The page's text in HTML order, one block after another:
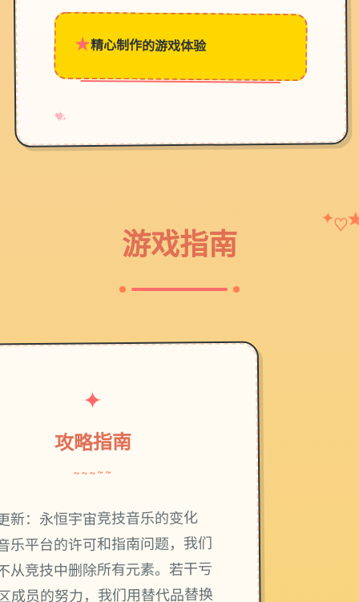
★精心制作的游戏体验
♥
✧
→
游戏指南
✦♡
✦
攻略指南
~~~~~
新：永恒宇宙竞技音乐的变化
乐平台的许可和指南问题，我们
从竞技中删除所有元素。若干亏